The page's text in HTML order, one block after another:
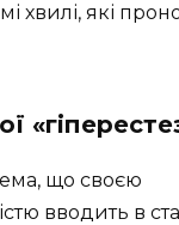
хвилі, які
що своєю
вводить в